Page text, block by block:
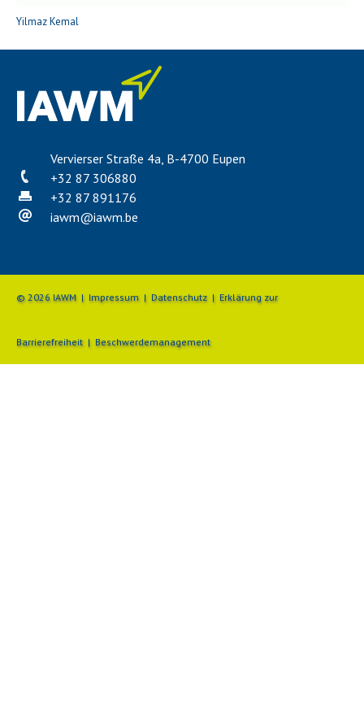
Yilmaz Kemal
Vervierser Straße 4a, B-4700 Eupen
+32 87 306880
+32 87 891176
iawm@iawm.be
© 2026 IAWM | Impressum| Datenschutz| Erklärung zur
Barrierefreiheit | Beschwerdemanagement